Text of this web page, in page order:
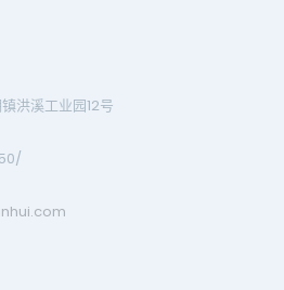
洪溪工业园12号